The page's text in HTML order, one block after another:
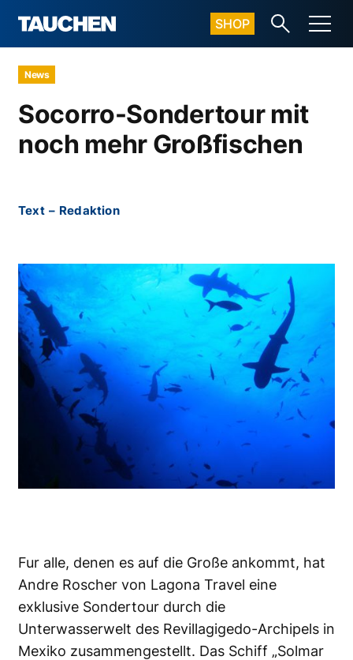
SHOP
News
Socorro-Sondertour mit
noch mehr Großfischen
Text – Redaktion
Fur alle, denen es auf die Große ankommt, hat
Andre Roscher von Lagona Travel eine
exklusive Sondertour durch die
Unterwasserwelt des Revillagigedo-Archipels in
Mexiko zusammengestellt. Das Schiff „Solmar